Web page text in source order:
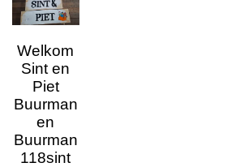
Welkom
Sint en
Piet
Buurman
en
Buurman
118sint